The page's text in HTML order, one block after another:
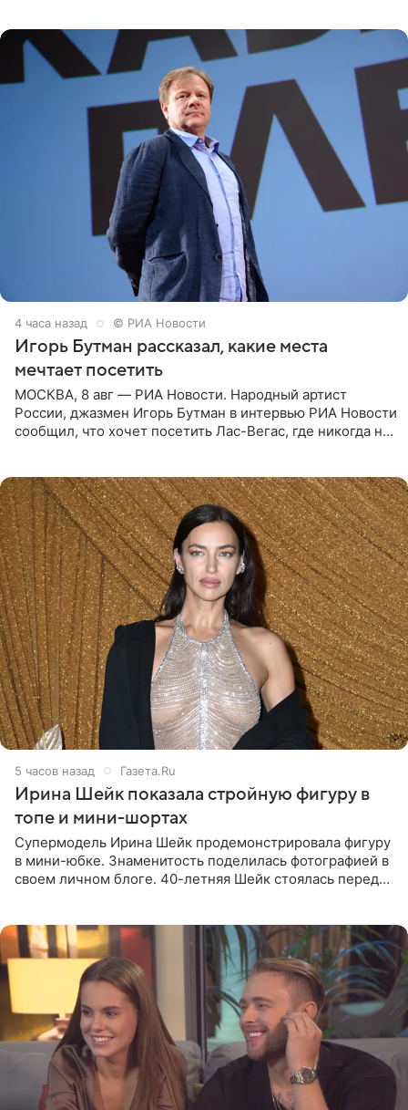
4 часа назад © РИА Новости
Игорь Бутман рассказал, какие места
мечтает посетить
МОСКВА, 8 авг — РИА Новости. Народный артист
России, джазмен Игорь Бутман в интервью РИА Новости
сообщил, что хочет посетить Лас-Вегас, где никогда не
5 часов назад Газета.Ru
Ирина Шейк показала стройную фигуру в
топе и мини-шортах
Супермодель Ирина Шейк продемонстрировала фигуру
в мини-юбке. Знаменитость поделилась фотографией в
своем личном блоге. 40-летняя Шейк стоялась перед